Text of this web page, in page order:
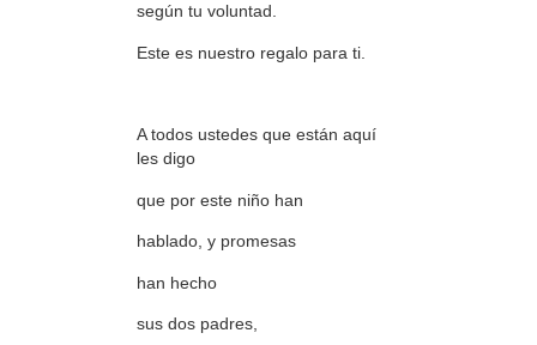
según tu voluntad.
Este es nuestro regalo para ti.
A todos ustedes que están aquí
les digo
que por este niño han
hablado, y promesas
han hecho
sus dos padres,